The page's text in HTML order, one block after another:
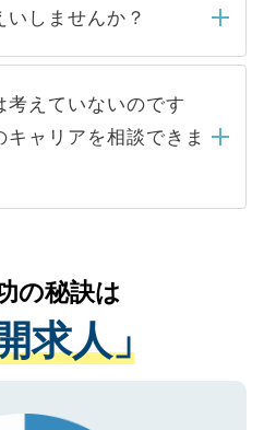
ため 人気のある医療機
うと、応募が殺到する場
める条件に合った人材の
に依頼するケースが増え
募先から内定をいただい
はありません。内定先へ
ャリアパートナーが行い
しませんか？
することはありませんの
い。当サイトからの登録
登録者様の個人情報は、
アップおよび転職活動の
いたします。お預かりし
人データはご本人の許可
り扱いについての厳密な
た事業者のみに付与され
マークを取得済みです。
考えていないのです
キャリアを相談できま
の医療機関の状況や紹介
ら、適切なアドバイスを
す。すぐにご転職をされ
的なサポートが可能です
録ください。
の秘訣は
求人」